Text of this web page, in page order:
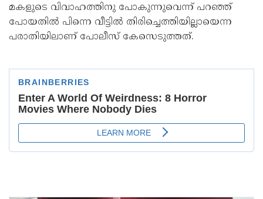
മകളുടെ വിവാഹത്തിനു പോകുന്നുവെന്ന് പറഞ്ഞ്
പോയതിൽ പിന്നെ വീട്ടിൽ തിരിച്ചെത്തിയില്ലായെന്ന
പരാതിയിലാണ് പോലീസ് കേസെടുത്തത്.